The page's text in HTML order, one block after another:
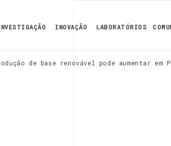
INOVAÇÃO LABORATÓRIOS
de base renovável pode aumentar em